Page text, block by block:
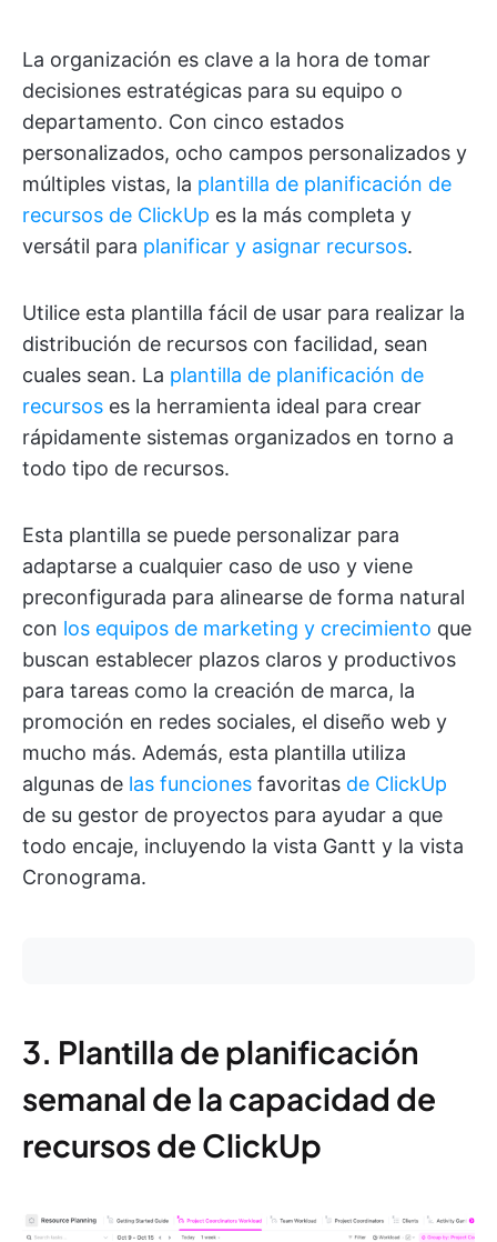
La organización es clave a la hora de tomar
decisiones estratégicas para su equipo o
departamento. Con cinco estados
personalizados, ocho campos personalizados y
múltiples vistas, la plantilla de planificación de
recursos de ClickUp es la más completa y
versátil para planificar y asignar recursos.
Utilice esta plantilla fácil de usar para realizar la
distribución de recursos con facilidad, sean
cuales sean. La plantilla de planificación de
recursos es la herramienta ideal para crear
rápidamente sistemas organizados en torno a
todo tipo de recursos.
Esta plantilla se puede personalizar para
adaptarse a cualquier caso de uso y viene
preconfigurada para alinearse de forma natural
con los equipos de marketing y crecimiento que
buscan establecer plazos claros y productivos
para tareas como la creación de marca, la
promoción en redes sociales, el diseño web y
mucho más. Además, esta plantilla utiliza
algunas de las funciones favoritas de ClickUp
de su gestor de proyectos para ayudar a que
todo encaje, incluyendo la vista Gantt y la vista
Cronograma.
3. Plantilla de planificación
semanal de la capacidad de
recursos de ClickUp